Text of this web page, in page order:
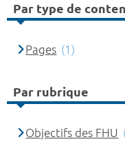
Par type de
Pages (1)
Par rubrique
Objectifs des FHU